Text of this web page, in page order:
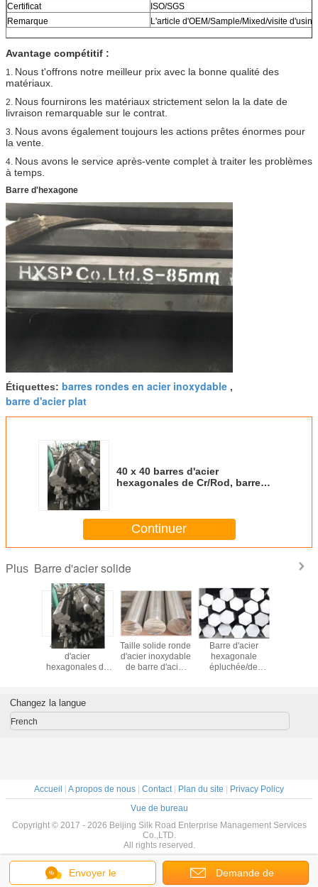
Certificat
ISO/SGS
Remarque
L'article d'OEM/Sample/Mixed/visite
Avantage compétitif :
1. Nous t'offrons notre meilleur prix avec la bonne qualité des
matériaux.
2. Nous fournirons les matériaux strictement selon la la date de
livraison remarquable sur le contrat.
3. Nous avons également toujours les actions prêtes énormes pour
la vente.
4. Nous avons le service après-vente complet à traiter les problèmes
à temps.
Barre d'hexagone
Étiquettes: barres rondes en acier inoxydable ,
barre d'acier plat
40 x 40 barres d'acier
hexagonales de Cr/Rod, barre
Continuer
Plus Barre d'acier solide
de
40 x 40 barres
d'acier
hexagonales de
solide pour la
construction
Taille solide ronde
d'acier inoxydable
de barre d'acier
Barre d'acier
hexagonale
épluchée/de
de 300 séries
Envoyer le Demande de
Changez la langue
French
Accueil | A propos de nous | Contact| Plan du site | Privacy Policy
Vue de bureau
Copyright © 2017 - 2026 Beijing Silk Road Enterprise Management Services
Co.,LTD.
All rights reserved.